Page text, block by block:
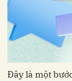
Đây là một